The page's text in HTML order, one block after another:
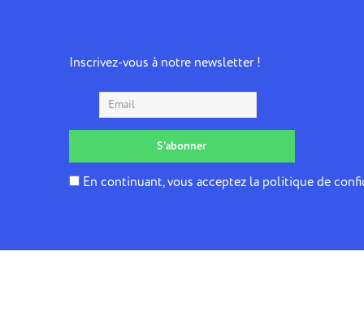
Inscrivez-vous à notre newsletter !
En continuant, vous acceptez la politique de